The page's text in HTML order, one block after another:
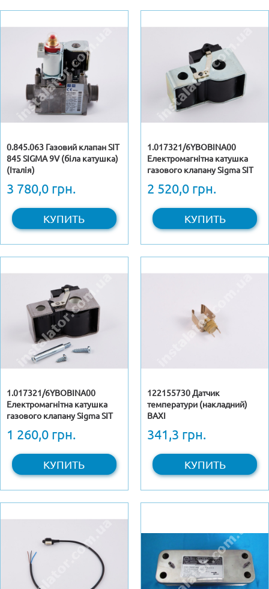
0.845.063 Газовий клапан SIT
845 SIGMA 9V (біла катушка)
(Італія)
3 780,0 грн.
КУПИТЬ
1.017321/6YBOBINA00
Електромагнітна катушка
газового клапану Sigma SIT
2 520,0 грн.
КУПИТЬ
1.017321/6YBOBINA00
Електромагнітна катушка
газового клапану Sigma SIT
1 260,0 грн.
КУПИТЬ
122155730 Датчик
температури (накладний)
BAXI
341,3 грн.
КУПИТЬ